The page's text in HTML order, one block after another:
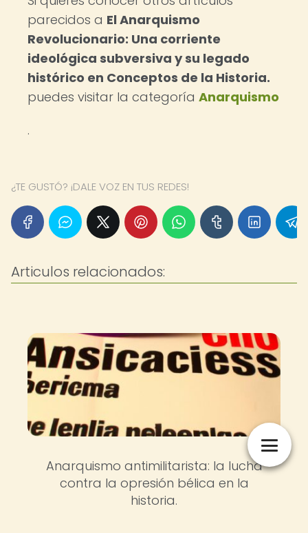
parecidos a El Anarquismo
Revolucionario: Una corriente
ideológica subversiva y su legado
histórico en Conceptos de la Historia.
puedes visitar la categoría Anarquismo
.
¿TE GUSTÓ? ¡DALE VOZ EN TUS REDES!
Articulos relacionados:
Anarquismo antimilitarista: la lucha
contra la opresión bélica en la
historia.